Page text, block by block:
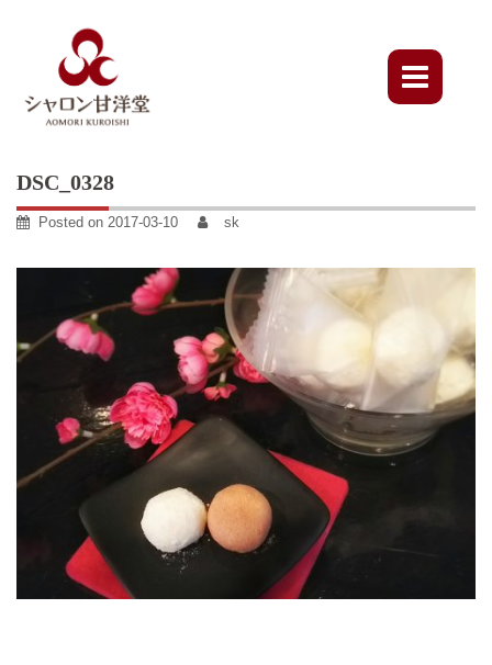
DSC_0328
Posted on 2017-03-10 sk